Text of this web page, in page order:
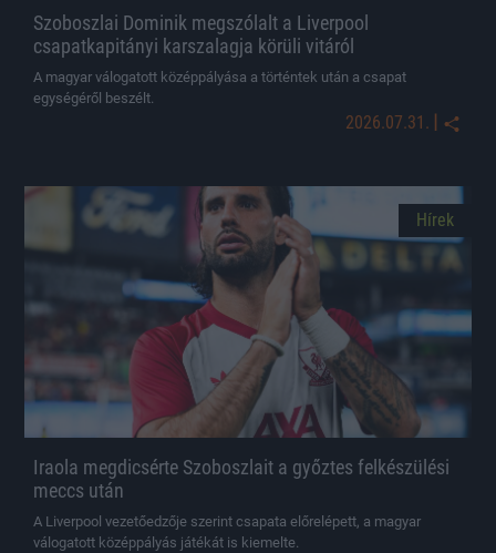
Szoboszlai Dominik megszólalt a Liverpool
csapatkapitányi karszalagja körüli vitáról
A magyar válogatott középpályása a történtek után a csapat
egységéről beszélt.
2026.07.31. |
Hírek
Iraola megdicsérte Szoboszlait a győztes felkészülési
meccs után
A Liverpool vezetőedzője szerint csapata előrelépett, a magyar
válogatott középpályás játékát is kiemelte.